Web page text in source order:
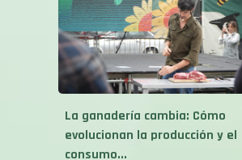
La ganadería cambia: Cómo
evolucionan la producción y el
consumo...